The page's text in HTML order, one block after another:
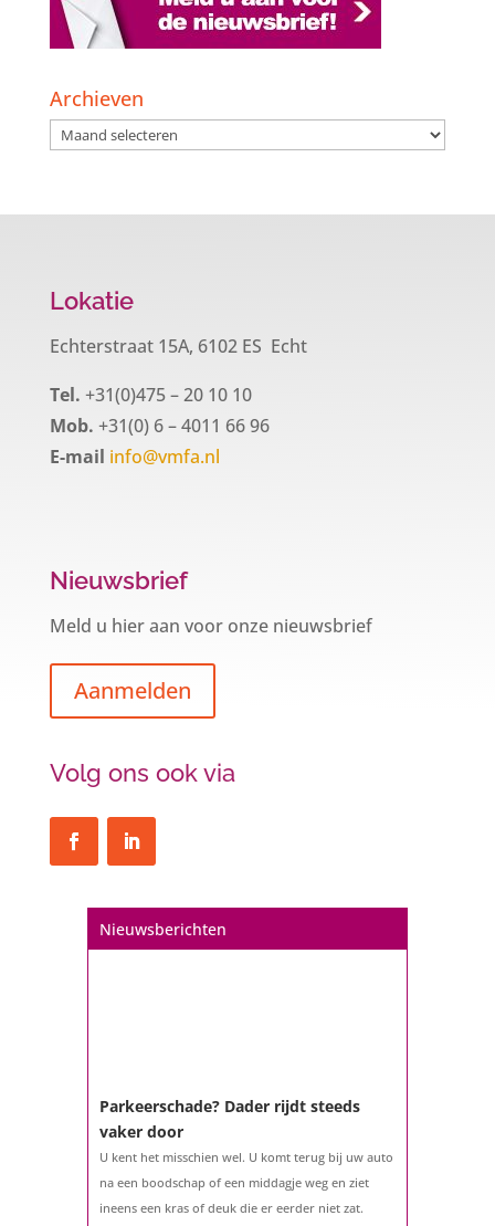
Archieven
Archieven
Lokatie
Echterstraat 15A, 6102 ES Echt
Tel. +31(0)475 – 20 10 10
Mob. +31(0) 6 – 4011 66 96
E-mail info@vmfa.nl
Nieuwsbrief
Meld u hier aan voor onze nieuwsbrief
Aanmelden
Volg ons ook via
Nieuwsberichten
Parkeerschade? Dader rijdt steeds
vaker door
U kent het misschien wel. U komt terug bij uw auto
na een boodschap of een middagje weg en ziet
ineens een kras of deuk die er eerder niet zat.